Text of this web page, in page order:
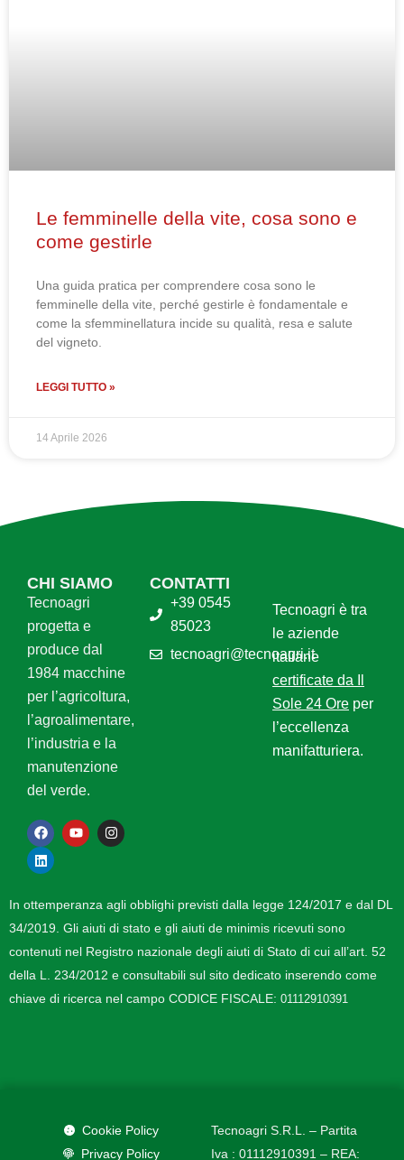
Le femminelle della vite, cosa sono e
come gestirle
Una guida pratica per comprendere cosa sono le
femminelle della vite, perché gestirle è fondamentale e
come la sfemminellatura incide su qualità, resa e salute
del vigneto.
LEGGI TUTTO »
14 Aprile 2026
CHI SIAMO
Tecnoagri
progetta e
produce dal
1984 macchine
per l’agricoltura,
l’agroalimentare,
l’industria e la
manutenzione
del verde.
F
a
c
e
o
k
Y
o
e
I
n
r
a
m
L
i
n
k
i
n
CONTATTI
+39 0545
85023
tecnoagri@tecnoagri.it
Tecnoagri è tra
le aziende
italiane
certificate da Il
Sole 24 Ore per
l’eccellenza
manifatturiera.
In ottemperanza agli obblighi previsti dalla legge 124/2017 e dal DL
34/2019. Gli aiuti di stato e gli aiuti de minimis ricevuti sono
contenuti nel Registro nazionale degli aiuti di Stato di cui all’art. 52
della L. 234/2012 e consultabili sul sito dedicato inserendo come
chiave di ricerca nel campo CODICE FISCALE: 01112910391
Cookie Policy
Privacy Policy
Tecnoagri S.R.L. – Partita
Iva : 01112910391 – REA: